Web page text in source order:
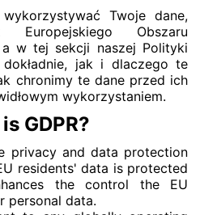
Twoje dane,
Obszaru
a w tej sekcji naszej Polityki
jak i dlaczego te
chronimy te dane przed ich
wykorzystaniem.
GDPR?
privacy and data protection
residents' data is protected
the control the EU
personal data.